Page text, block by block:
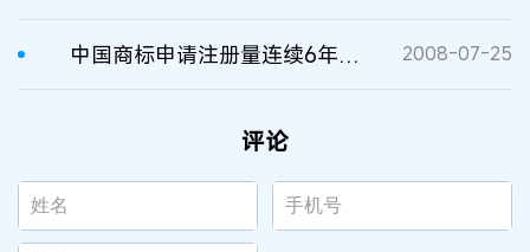
中国商标申请注册量连续6年居世界第一 2008-07-25
评论